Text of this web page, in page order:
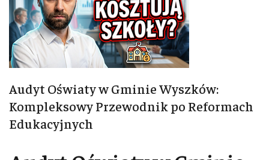
Audyt Oświaty w Gminie Wyszków:
Kompleksowy Przewodnik po Reformach
Edukacyjnych